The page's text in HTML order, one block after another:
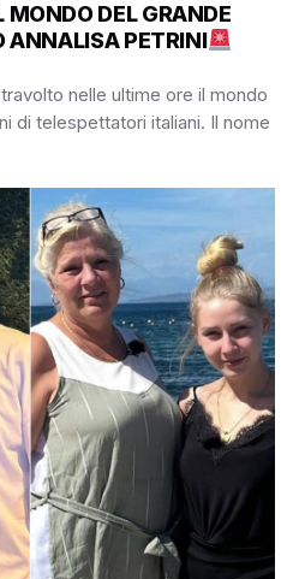
DEL GRANDE
ANNALISA PETRINI
nelle ultime ore il mondo
di telespettatori italiani. Il nome